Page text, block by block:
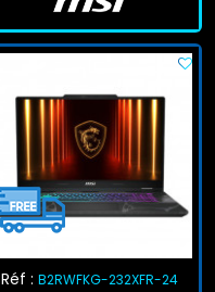
Réf : B2RWFKG-232XFR-24